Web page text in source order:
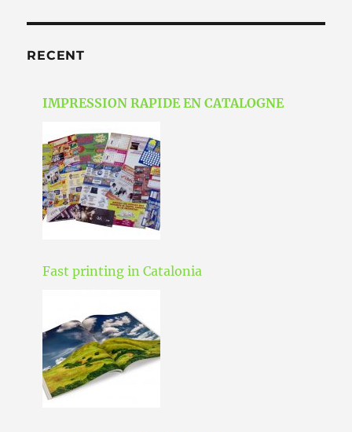
RECENT
IMPRESSION RAPIDE EN CATALOGNE
Fast printing in Catalonia